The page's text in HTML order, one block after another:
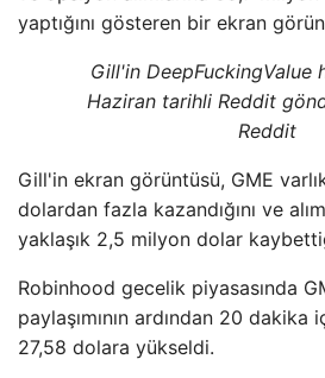
yaptığını gösteren bir ekran
Gill'in DeepFuckingValue
Haziran tarihli Reddit
Reddit
Gill'in ekran görüntüsü, GME
dolardan fazla kazandığını ve
yaklaşık 2,5 milyon dolar
Robinhood gecelik piyasasında
paylaşımının ardından 20 dakika
27,58 dolara yükseldi.